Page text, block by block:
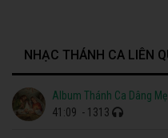
NHẠC THÁNH CA LIÊN
Album Thánh Ca Dâng
41:09 - 1313